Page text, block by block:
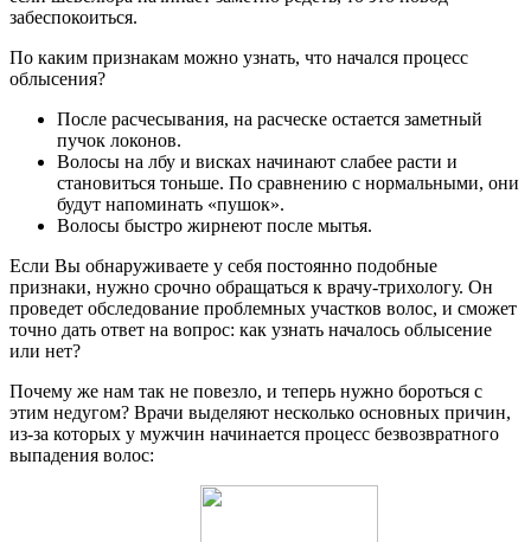
забеспокоиться.
По каким признакам можно узнать, что начался процесс
облысения?
После расчесывания, на расческе остается заметный
пучок локонов.
Волосы на лбу и висках начинают слабее расти и
становиться тоньше. По сравнению с нормальными, они
будут напоминать «пушок».
Волосы быстро жирнеют после мытья.
Если Вы обнаруживаете у себя постоянно подобные
признаки, нужно срочно обращаться к врачу-трихологу. Он
проведет обследование проблемных участков волос, и сможет
точно дать ответ на вопрос: как узнать началось облысение
или нет?
Почему же нам так не повезло, и теперь нужно бороться с
этим недугом? Врачи выделяют несколько основных причин,
из-за которых у мужчин начинается процесс безвозвратного
выпадения волос: